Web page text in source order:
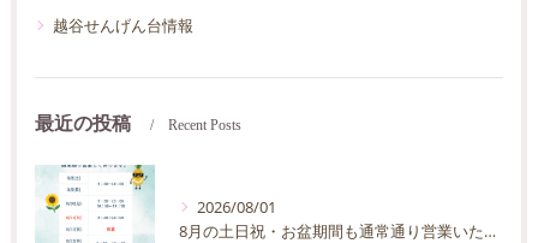
越谷せんげん台情報
最近の投稿 Recent Posts
2026/08/01
8月の土日祝・お盆期間も通常通り営業いたします